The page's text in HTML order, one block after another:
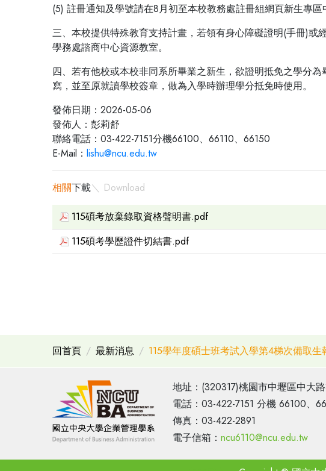
(5) 註冊通知及學號請在8月初至本校教務處註冊組網頁新生專區
三、本校提供特殊教育支持計畫，若領有身心障礙證明(手冊)
學務處諮商中心資源教室。
四、若有他校或本校非同系所畢業之新生，欲證明抵免之學分
寫，並至原就讀學校簽章，做為入學時辦理學分抵免時使用。
發佈日期：2026-05-06
發佈人：彭莉舒
聯絡電話：03-422-7151分機66100、66110、66150
E-Mail： lishu@ncu.edu.tw
相關下載＼ Download
115碩考放棄錄取資格聲明書.pdf
115碩考學歷證件切結書.pdf
回首頁 最新消息 115學年度碩士班考試入學第4梯次備取生
地址：(320317)桃園市中壢區中大
電話：03-422-7151 分機 66100、
傳真：03-422-2891
電子信箱： ncu6110@ncu.edu.tw